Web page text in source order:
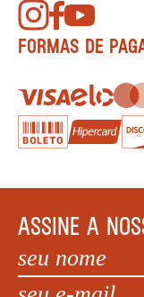
FORMAS DE
ASSINE A